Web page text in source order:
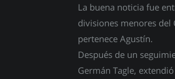
La buena noticia fue
divisiones menores del
pertenece Agustín.
Después de un
Germán Tagle,